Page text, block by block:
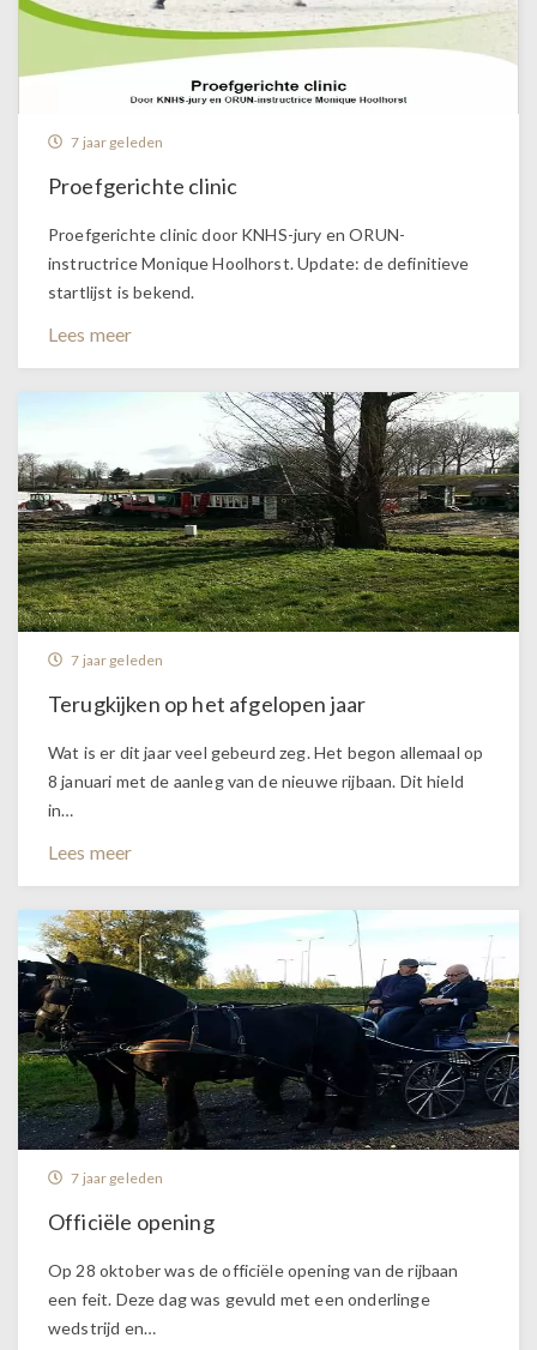
7 jaar geleden
Proefgerichte clinic
Proefgerichte clinic door KNHS-jury en ORUN-
instructrice Monique Hoolhorst. Update: de definitieve
startlijst is bekend.
Lees meer
7 jaar geleden
Terugkijken op het afgelopen jaar
Wat is er dit jaar veel gebeurd zeg. Het begon allemaal op
8 januari met de aanleg van de nieuwe rijbaan. Dit hield
in…
Lees meer
7 jaar geleden
Officiële opening
Op 28 oktober was de officiële opening van de rijbaan
een feit. Deze dag was gevuld met een onderlinge
wedstrijd en…